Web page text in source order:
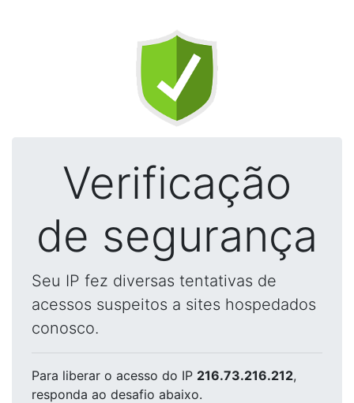
Verificação
de segurança
Seu IP fez diversas tentativas de
acessos suspeitos a sites hospedados
conosco.
Para liberar o acesso do IP 216.73.216.212,
responda ao desafio abaixo.